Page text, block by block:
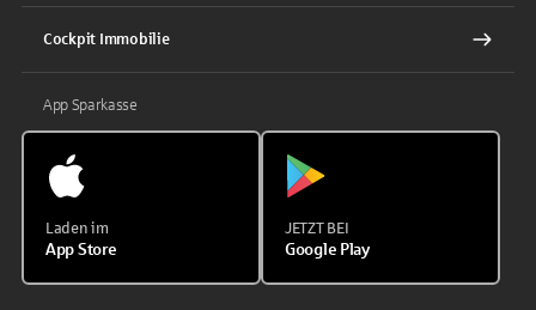
Cockpit Immobilie
App Sparkasse
Laden im
App Store
JETZT BEI
Google Play